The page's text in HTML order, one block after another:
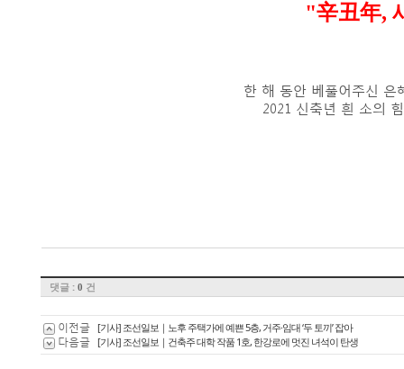
"辛丑年,
한 해 동안 베풀어주신 은
2021 신축년 흰 소의
댓글 : 0 건
이전글 [기사] 조선일보｜노후 주택가에 예쁜 5층, 거주·임대 ‘두 토끼’ 잡아
다음글 [기사] 조선일보｜건축주 대학 작품 1호, 한강로에 멋진 녀석이 탄생